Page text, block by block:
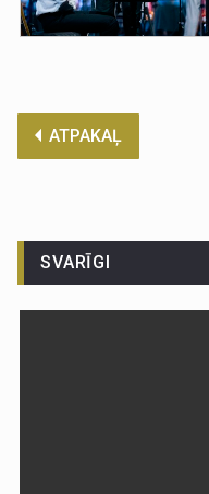
ATPAKAĻ
SVARĪGI